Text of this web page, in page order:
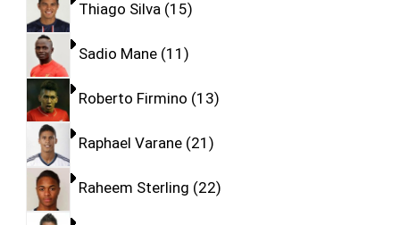
Thiago Silva 15
Sadio Mane 11
Roberto Firmino 13
Raphael Varane 21
Raheem Sterling 22